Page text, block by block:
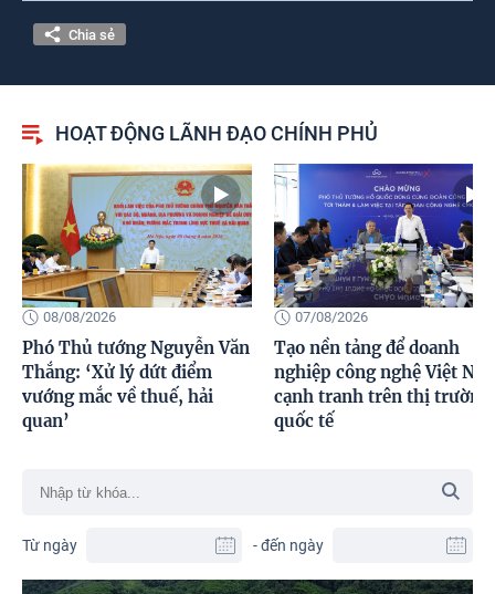
Chia sẻ
HOẠT ĐỘNG LÃNH ĐẠO CHÍNH PHỦ
08/08/2026
Phó Thủ tướng Nguyễn Văn
Thắng: ‘Xử lý dứt điểm
vướng mắc về thuế, hải
quan’
07/08/2026
Tạo nền tảng để doanh
nghiệp công nghệ Việt
cạnh tranh trên thị trường
quốc tế
Từ ngày - đến ngày